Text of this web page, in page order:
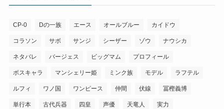
CP-0 Dの一族 エース オールブルー カイドウ
コラソン サボ サンジ シーザー ゾウ ナウシカ
ネタバレ バージェス ビッグマム プロフィール
ボスキャラ マンシェリー姫 ミンク族 モデル ラフテル
ルフィ ワノ国 ワンピース 仲間 伏線 冨樫義博
単行本 古代兵器 四皇 声優 天竜人 実力